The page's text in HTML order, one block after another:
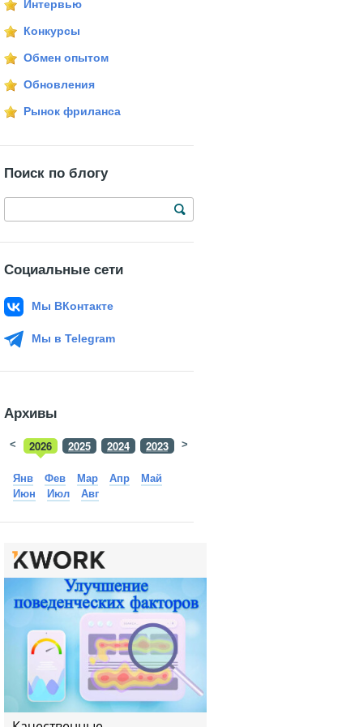
Интервью
Конкурсы
Обмен опытом
Обновления
Рынок фриланса
Поиск по блогу
Социальные сети
Мы ВКонтакте
Мы в Telegram
Архивы
2026 2025 2024 2023 2022
< >
Янв Фев Мар Апр
Май
Июн
Июл Авг